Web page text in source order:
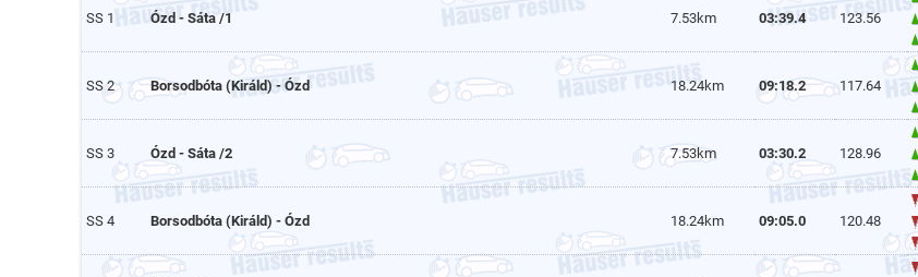
SS 1 Ózd - Sáta /1 7.53km 03:39.4 123.56
SS 2 Borsodbóta (Királd) - Ózd 18.24km 09:18.2 117.64
SS 3 Ózd - Sáta /2 7.53km 03:30.2 128.96
SS 4 Borsodbóta (Királd) - Ózd 18.24km 09:05.0 120.48